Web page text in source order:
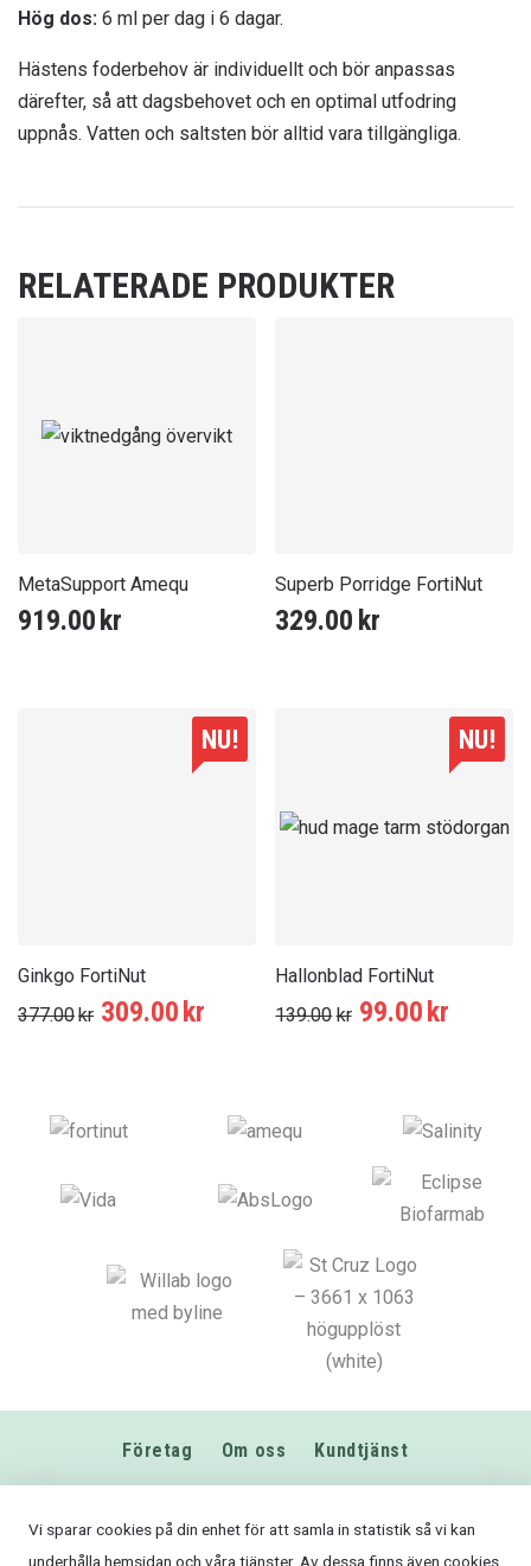
Hög dos: 6 ml per dag i 6 dagar.
Hästens foderbehov är individuellt och bör anpassas
därefter, så att dagsbehovet och en optimal utfodring
uppnås. Vatten och saltsten bör alltid vara tillgängliga.
RELATERADE PRODUKTER
MetaSupport Amequ
919.00 kr
Superb Porridge FortiNut
329.00 kr
NU!
Ginkgo FortiNut
377.00kr Det
377.00kr.
309.00 kr
är:
309.00kr.
NU!
Hallonblad FortiNut
139.00kr Det
139.00kr.
99.00 krDet
Företag Om oss Kundtjänst
info@fodershop.se
Vi sparar cookies på din enhet för att samla in statistik så vi kan
underhålla hemsidan och våra tjänster. Av dessa finns även cookies